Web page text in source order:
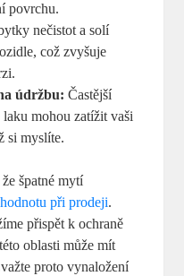
povrchu.
nečistot a solí
což zvyšuje
údržbu: Častější
mohou zatížit vaši
si myslíte.
špatné mytí
při prodeji.
přispět k ochraně
oblasti může mít
proto vynaložení